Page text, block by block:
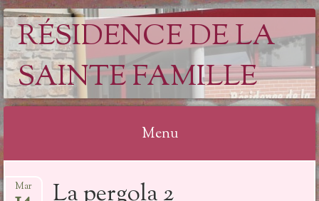
RÉSIDENCE DE LA
SAINTE FAMILLE
Menu
au
Mar